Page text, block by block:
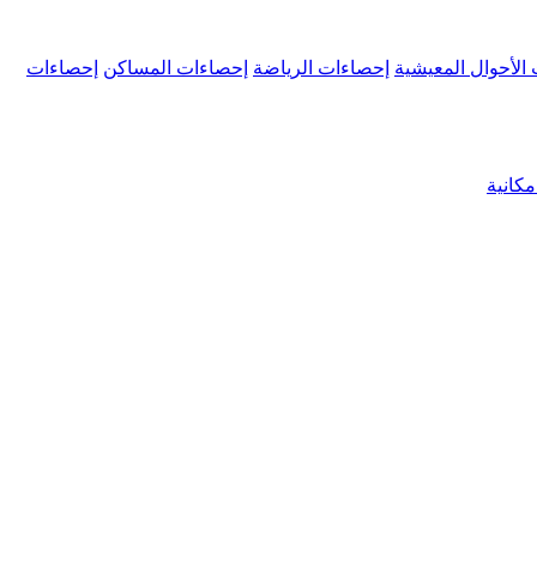
الأحوال المعيشية إحصاءات الرياضة إحصاءات المساكن إحصاءات